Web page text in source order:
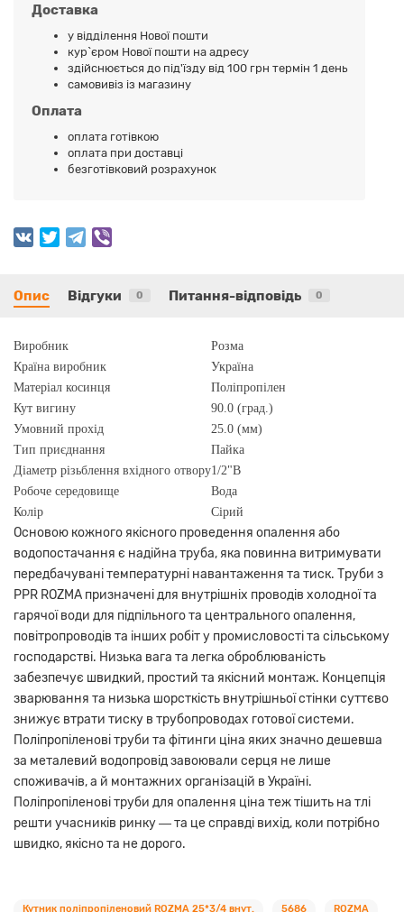
Доставка
у відділення Нової пошти
кур`єром Нової пошти на адресу
здійснюється до під'їзду від 100 грн термін 1 день
самовивіз із магазину
Оплата
оплата готівкою
оплата при доставці
безготівковий розрахунок
Опис Відгуки 0 Питання-відповідь 0
Виробник
Розма
Країна виробник
Україна
Матеріал косинця
Поліпропілен
Кут вигину
90.0 (град.)
Умовний прохід
25.0 (мм)
Тип приєднання
Пайка
Діаметр різьблення вхідного отвору1/2"В
Робоче середовище
Вода
Колір
Сірий
Основою кожного якісного проведення опалення або
водопостачання є надійна труба, яка повинна витримувати
передбачувані температурні навантаження та тиск. Труби з
PPR ROZMA призначені для внутрішніх проводів холодної та
гарячої води для підпільного та центрального опалення,
повітропроводів та інших робіт у промисловості та сільському
господарстві. Низька вага та легка оброблюваність
забезпечує швидкий, простий та якісний монтаж. Концепція
зварювання та низька шорсткість внутрішньої стінки суттєво
знижує втрати тиску в трубопроводах готової системи.
Поліпропіленові труби та фітинги ціна яких значно дешевша
за металевий водопровід завоювали серця не лише
споживачів, а й монтажних організацій в Україні.
Поліпропіленові труби для опалення ціна теж тішить на тлі
решти учасників ринку ― та це справді вихід, коли потрібно
швидко, якісно та не дорого.
Кутник поліпропіленовий ROZMA 25*3/4 внут. 5686 ROZMA